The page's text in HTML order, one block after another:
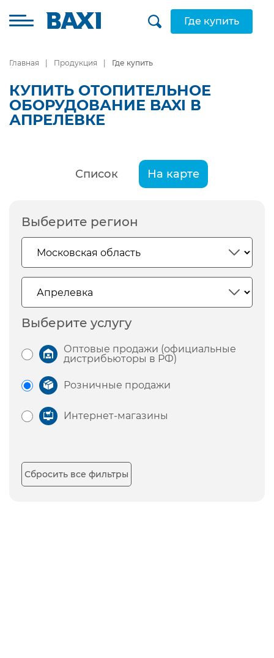
Где купить
Главная Продукция Где купить
КУПИТЬ ОТОПИТЕЛЬНОЕ
ОБОРУДОВАНИЕ BAXI В
АПРЕЛЕВКЕ
Список На карте
Выберите регион
Выберите услугу
Оптовые продажи (официальные
дистрибьюторы в РФ)
Розничные продажи
Интернет-магазины
Сбросить все фильтры